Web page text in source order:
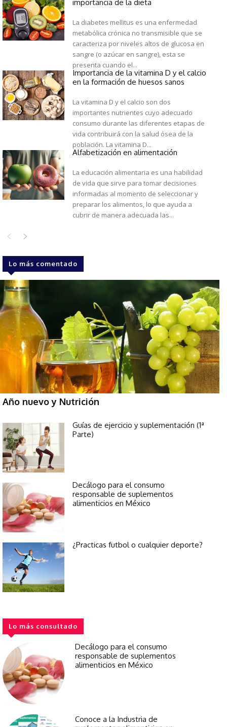
Lo más comentado
Año nuevo y Nutrición
Guías de ejercicio y suplementación (1ª
Parte)
Decálogo para el consumo
responsable de suplementos
alimenticios en México
¿Practicas futbol o cualquier deporte?
importancia de la dieta
La diabetes mellitus es una enfermedad
metabólica crónica no transmisible que se
caracteriza por niveles altos de glucosa en
sangre (o azúcar en sangre), esta se
presenta cuando el...
Importancia de la vitamina D y el calcio
en la formación de huesos sanos
La vitamina D y el calcio son dos
importantes nutrientes cuyo adecuado
consumo durante las diferentes etapas de
vida contribuirá con la salud ósea de la
población. La vitamina D...
Alfabetización en alimentación
La educación alimentaria es una habilidad
de vida que sirve para tomar decisiones
informadas al momento de seleccionar y
preparar los alimentos, lo que ayuda a
cubrir de manera adecuada las...
Lo más consultado
Decálogo para el consumo
responsable de suplementos
alimenticios en México
Conoce a la Industria de